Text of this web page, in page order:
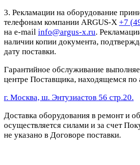
3. Рекламации на оборудование
телефонам компании ARGUS-X +7
на e-mail info@argus-x.ru.
наличии копии документа,
дату поставки.
Гарантийное обслуживание
центре Поставщика, находящемся по
г. Москва, ш. Энтузиастов 56 стр.20.
Доставка оборудования в ремонт и
осуществляется силами и за счет
не указано в Договоре поставки.